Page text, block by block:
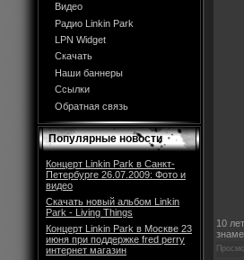
Видео
Радио Linkin Park
LPN Widget
Скачать
Наши баннеры
Ссылки
Обратная связь
Популярные новости
Концерт Linkin Park в Санкт-
Петербурге 26.07.2009: Фото и
видео
Скачать новый альбом Linkin
Park - Living Things
Концерт Linkin Park в Москве 23
июня при поддержке fred perry
интернет магазин
10